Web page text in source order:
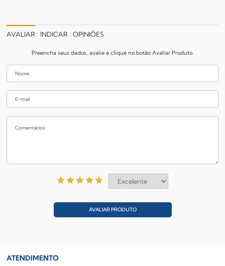
AVALIAR INDICAR OPINIÕES
Preencha seus dados, avalie e clique no botão Avaliar Produto.
AVALIAR PRODUTO
ATENDIMENTO